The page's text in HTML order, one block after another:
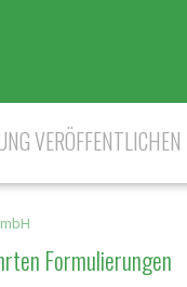
VERÖFFENTLICHEN
Formulierungen